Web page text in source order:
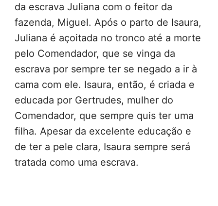
da escrava Juliana com o feitor da
fazenda, Miguel. Após o parto de Isaura,
Juliana é açoitada no tronco até a morte
pelo Comendador, que se vinga da
escrava por sempre ter se negado a ir à
cama com ele. Isaura, então, é criada e
educada por Gertrudes, mulher do
Comendador, que sempre quis ter uma
filha. Apesar da excelente educação e
de ter a pele clara, Isaura sempre será
tratada como uma escrava.